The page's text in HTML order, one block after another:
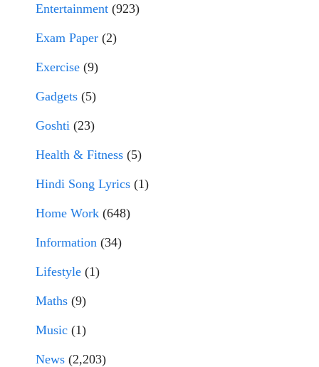
Entertainment (923)
Exam Paper (2)
Exercise (9)
Gadgets (5)
Goshti (23)
Health & Fitness (5)
Hindi Song Lyrics (1)
Home Work (648)
Information (34)
Lifestyle (1)
Maths (9)
Music (1)
News (2,203)